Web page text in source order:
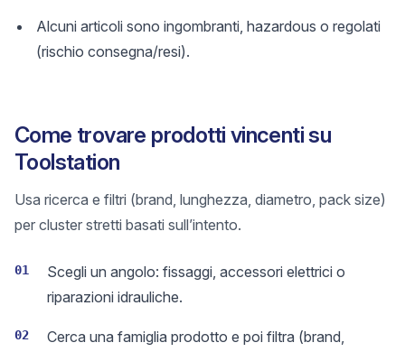
Alcuni articoli sono ingombranti, hazardous o regolati
(rischio consegna/resi).
Come trovare prodotti vincenti su
Toolstation
Usa ricerca e filtri (brand, lunghezza, diametro, pack size)
per cluster stretti basati sull’intento.
01
Scegli un angolo: fissaggi, accessori elettrici o
riparazioni idrauliche.
02
Cerca una famiglia prodotto e poi filtra (brand,